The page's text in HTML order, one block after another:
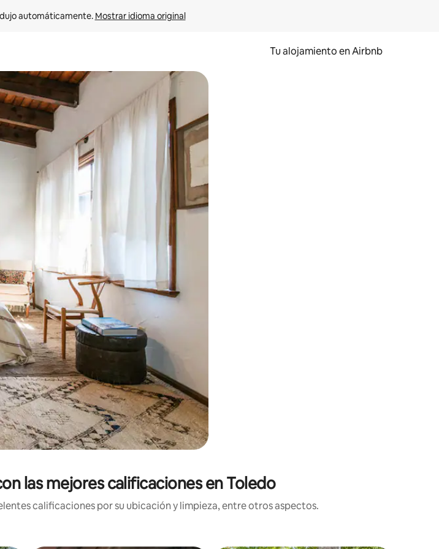
automáticamente. Mostrar idioma original
Tu alojamiento en Airbnb
y hacia abajo o explorá deslizando el dedo.
las mejores calificaciones en Toledo
calificaciones por su ubicación y limpieza, entre otros aspectos.